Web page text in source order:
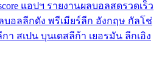
แอปฯ รายงานผลบอลสดรวดเร็ว
อลลีกดัง พรีเมียร์ลีก อังกฤษ กัลโช่
า สเปน บุนเดสลีก้า เยอรมัน ลีกเอิง